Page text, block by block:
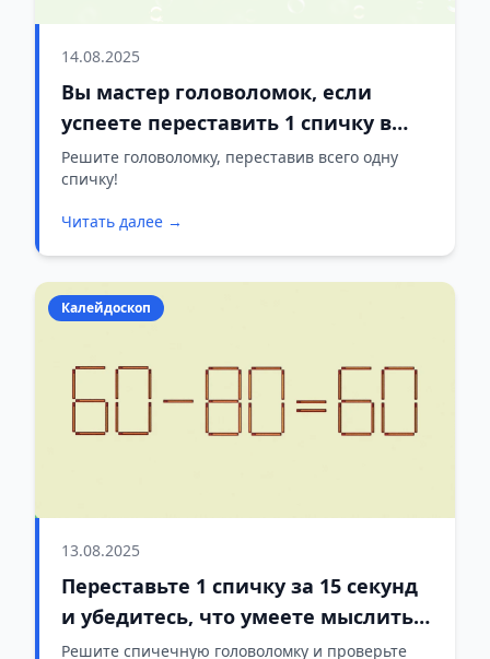
14.08.2025
Вы мастер головоломок, если
успеете переставить 1 спичку в
15+9=1 за 15 секунд
Решите головоломку, переставив всего одну
спичку!
Читать далее →
Калейдоскоп
13.08.2025
Переставьте 1 спичку за 15 секунд
и убедитесь, что умеете мыслить
нестандартно!
Решите спичечную головоломку и проверьте